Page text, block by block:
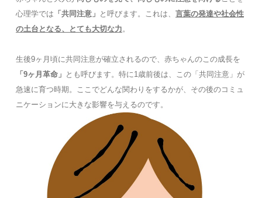
心理学では 「共同注意」 と呼びます。これは、 言葉の発達や社会性
の土台となる、とても大切な力。
生後9ヶ月頃に共同注意が確立されるので、赤ちゃんのこの成長を
「9ヶ月革命」 とも呼びます。特に1歳前後は、この「共同注意」が
急速に育つ時期。ここでどんな関わりをするかが、その後のコミュ
ニケーションに大きな影響を与えるのです。